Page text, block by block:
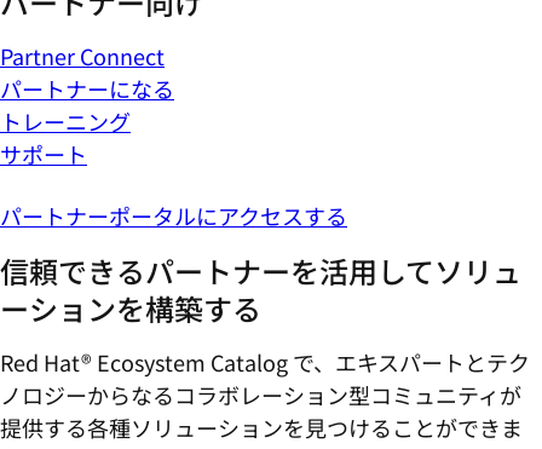
Partner Connect
パートナーになる
トレーニング
サポート
パートナーポータルにアクセスする
信頼できるパートナーを活用してソリュ
ーションを構築する
Red Hat® Ecosystem Catalog で、エキスパートとテク
ノロジーからなるコラボレーション型コミ​ュニティが
提供する各種ソリューションを見つけることができま